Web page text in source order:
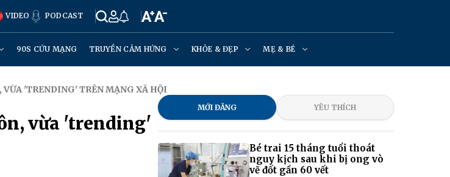
VIDEO PODCAST
90S CỨU MẠNG TRUYỀN CẢM HỨNG KHỎE & ĐẸP MẸ & BÉ
VỪA 'TRENDING' TRÊN MẠNG XÃ HỘI
vừa 'trending'
MỚI ĐĂNG YÊU THÍCH
Bé trai 15 tháng tuổi thoát
nguy kịch sau khi bị ong vò
vẽ đốt gần 60 vết